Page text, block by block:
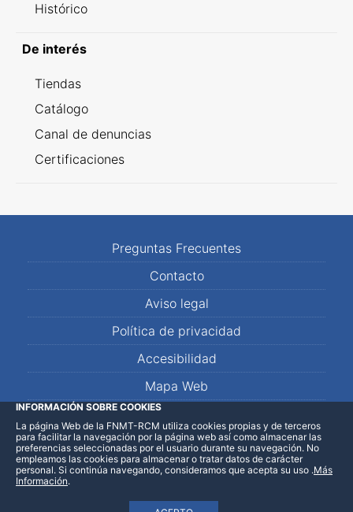
Histórico
De interés
Tiendas
Catálogo
Canal de denuncias
Certificaciones
Preguntas Frecuentes
Contacto
Aviso legal
Política de privacidad
Accesibilidad
Mapa Web
LinkedInFacebookWhatsApp
INFORMACIÓN SOBRE COOKIES
La página Web de la FNMT-RCM utiliza cookies propias y de terceros
para facilitar la navegación por la página web así como almacenar las
preferencias seleccionadas por el usuario durante su navegación. No
empleamos las cookies para almacenar o tratar datos de carácter
personal. Si continúa navegando, consideramos que acepta su uso .Más
Información.